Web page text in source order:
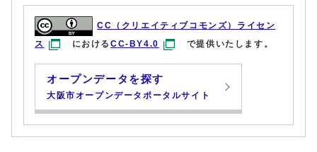
CC（クリエイティブコモンズ）ライセン
ス
におけるCC-BY4.0 で提供いたします。
オープンデータを探す
大阪市オープンデータポータルサイト